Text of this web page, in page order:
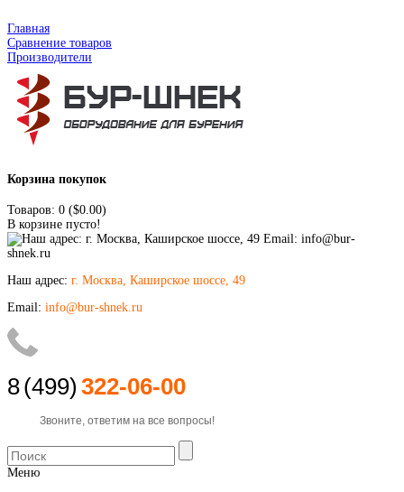
Главная
Сравнение товаров
Производители
Корзина покупок
Товаров: 0 ($0.00)
В корзине пусто!
Наш адрес: г. Москва, Каширское шоссе, 49
Email: info@bur-shnek.ru
8(499) 322-06-00
Звоните, ответим на все вопросы!
Меню